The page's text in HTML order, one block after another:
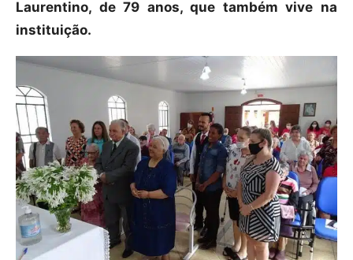
Laurentino, de 79 anos, que também vive na
instituição.